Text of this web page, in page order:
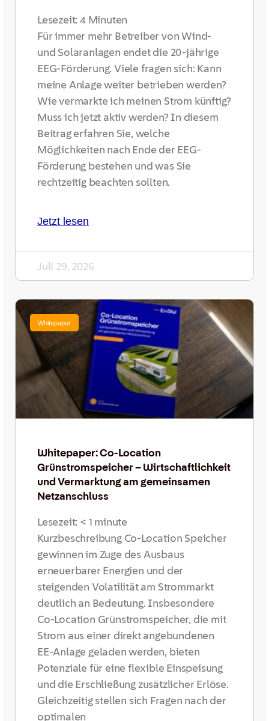
Lesezeit: 4 Minuten
Für immer mehr Betreiber von Wind-
und Solaranlagen endet die 20-jährige
EEG-Förderung. Viele fragen sich: Kann
meine Anlage weiter betrieben werden?
Wie vermarkte ich meinen Strom künftig?
Muss ich jetzt aktiv werden? In diesem
Beitrag erfahren Sie, welche
Möglichkeiten nach Ende der EEG-
Förderung bestehen und was Sie
rechtzeitig beachten sollten.
Jetzt lesen
Juli 29, 2026
Whitepaper
Whitepaper: Co-Location
Grünstromspeicher – Wirtschaftlichkeit
und Vermarktung am gemeinsamen
Netzanschluss
Lesezeit: < 1 minute
Kurzbeschreibung Co-Location Speicher
gewinnen im Zuge des Ausbaus
erneuerbarer Energien und der
steigenden Volatilität am Strommarkt
deutlich an Bedeutung. Insbesondere
Co-Location Grünstromspeicher, die mit
Strom aus einer direkt angebundenen
EE-Anlage geladen werden, bieten
Potenziale für eine flexible Einspeisung
und die Erschließung zusätzlicher Erlöse.
Gleichzeitig stellen sich Fragen nach der
optimalen